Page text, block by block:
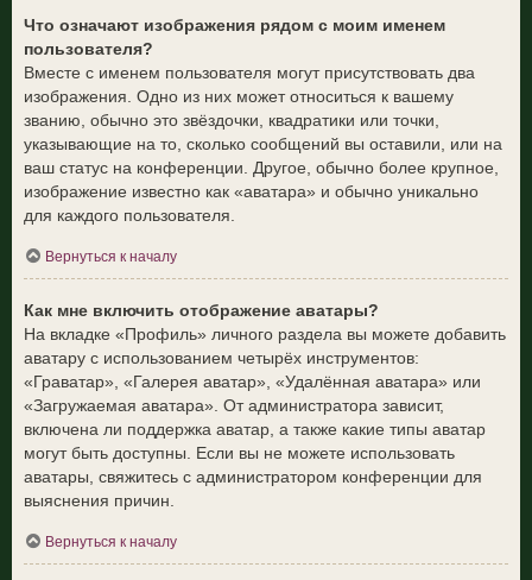
Что означают изображения рядом с моим именем
пользователя?
Вместе с именем пользователя могут присутствовать два
изображения. Одно из них может относиться к вашему
званию, обычно это звёздочки, квадратики или точки,
указывающие на то, сколько сообщений вы оставили, или на
ваш статус на конференции. Другое, обычно более крупное,
изображение известно как «аватара» и обычно уникально
для каждого пользователя.
Вернуться к началу
Как мне включить отображение аватары?
На вкладке «Профиль» личного раздела вы можете добавить
аватару с использованием четырёх инструментов:
«Граватар», «Галерея аватар», «Удалённая аватара» или
«Загружаемая аватара». От администратора зависит,
включена ли поддержка аватар, а также какие типы аватар
могут быть доступны. Если вы не можете использовать
аватары, свяжитесь с администратором конференции для
выяснения причин.
Вернуться к началу